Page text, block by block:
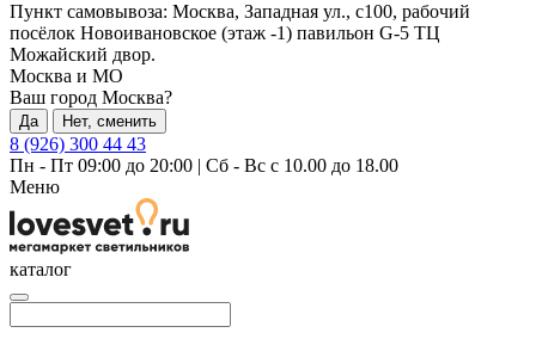
Пункт самовывоза: Москва, Западная ул., с100, рабочий
посёлок Новоивановское (этаж -1) павильон G-5 ТЦ
Можайский двор.
Москва и МО
Ваш город Москва?
Да Нет, сменить
8 (926) 300 44 43
Пн - Пт 09:00 до 20:00 | Сб - Вс с 10.00 до 18.00
Меню
каталог